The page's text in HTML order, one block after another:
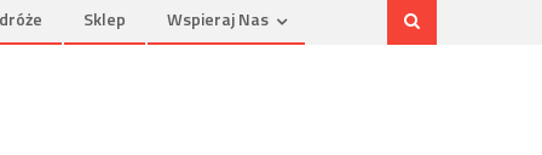
Sklep Wspieraj Nas